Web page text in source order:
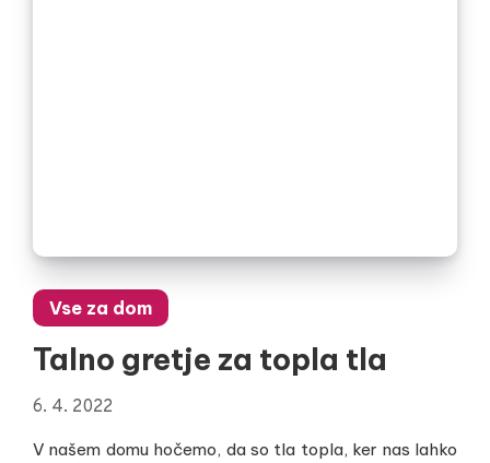
Vse za dom
Talno gretje za topla tla
6. 4. 2022
V našem domu hočemo, da so tla topla, ker nas lahko